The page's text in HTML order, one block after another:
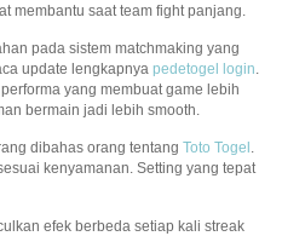
membantu saat team fight panjang.
pada sistem matchmaking yang
update lengkapnya pedetogel login
yang membuat game lebih
bermain jadi lebih smooth.
dibahas orang tentang Toto Togel
kenyamanan. Setting yang tepat
efek berbeda setiap kali streak